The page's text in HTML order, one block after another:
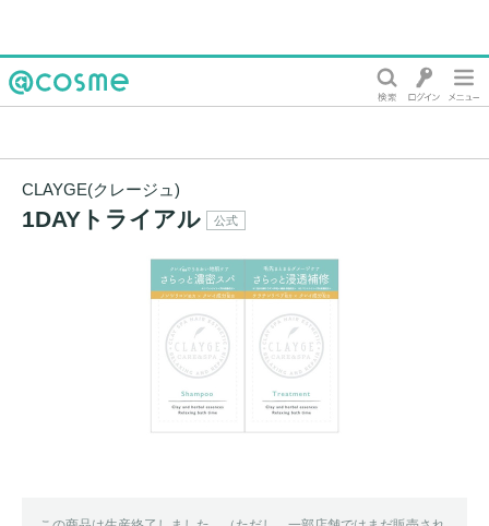
CLAYGE(クレージュ)
1DAYトライアル 公式